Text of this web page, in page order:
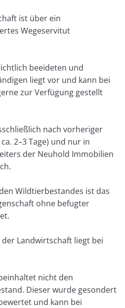
ist über ein
Wegeservitut
beeideten und
liegt vor und kann bei
zur Verfügung gestellt
nach vorheriger
2–3 Tage) und nur in
der Neuhold Immobilien
Wildtierbestandes ist das
ohne befugter
Landwirtschaft liegt bei
nicht den
Dieser wurde gesondert
und kann bei